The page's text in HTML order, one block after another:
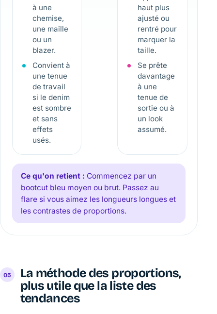
à une
chemise,
une maille
ou un
blazer.
Convient à
une tenue
de travail
si le denim
est sombre
et sans
effets
usés.
haut plus
ajusté ou
rentré pour
marquer la
taille.
Se prête
davantage
à une
tenue de
sortie ou à
un look
assumé.
Ce qu'on retient : Commencez par un
bootcut bleu moyen ou brut. Passez au
flare si vous aimez les longueurs longues et
les contrastes de proportions.
La méthode des proportions,
plus utile que la liste des
tendances